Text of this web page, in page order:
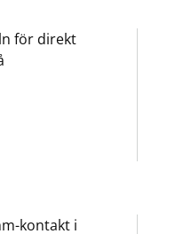
för direkt
kontakt i